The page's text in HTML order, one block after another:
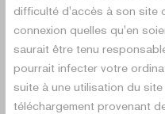
difficulté d'accès à son site
connexion quelles qu'en
saurait être tenu
pourrait infecter votre
suite à une utilisation du
téléchargement provenant